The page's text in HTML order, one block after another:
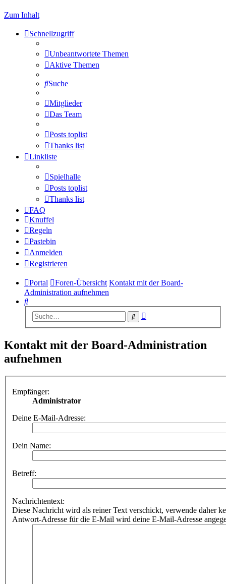
Zum Inhalt
Schnellzugriff
Unbeantwortete Themen
Aktive Themen
Suche
Mitglieder
Das Team
Posts toplist
Thanks list
Linkliste
Spielhalle
Posts toplist
Thanks list
FAQ
Knuffel
Regeln
Pastebin
Anmelden
Registrieren
Portal Foren-Übersicht Kontakt mit der Board-
Administration aufnehmen
Suche
Suche
Kontakt mit der Board-Administration
aufnehmen
Empfänger:
Administrator
Deine E-Mail-Adresse:
Dein Name:
Betreff:
Nachrichtentext:
Diese Nachricht wird als reiner Text verschickt, verwende daher
Antwort-Adresse für die E-Mail wird deine E-Mail-Adresse